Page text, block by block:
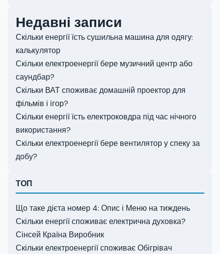
Недавні записи
Скільки енергії їсть сушильна машина для одягу:
калькулятор
Скільки електроенергії бере музичний центр або
саундбар?
Скільки ВАТ споживає домашній проектор для
фільмів і ігор?
Скільки енергії їсть електроковдра під час нічного
використання?
Скільки електроенергії бере вентилятор у спеку за
добу?
ТОП
Що таке дієта номер 4: Опис і Меню на тиждень
Скільки енергії споживає електрична духовка?
Сінсей Країна Виробник
Скільки електроенергії споживає Обігрівач